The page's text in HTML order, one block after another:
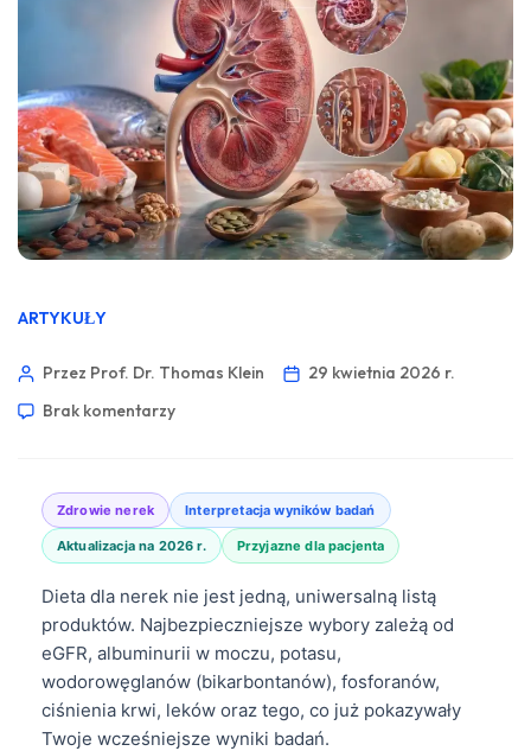
ARTYKUŁY
Przez Prof. Dr. Thomas Klein
29 kwietnia 2026 r.
Brak komentarzy
Zdrowie nerek Interpretacja wyników badań
Aktualizacja na 2026 r. Przyjazne dla pacjenta
Dieta dla nerek nie jest jedną, uniwersalną listą
produktów. Najbezpieczniejsze wybory zależą od
eGFR, albuminurii w moczu, potasu,
wodorowęglanów (bikarbontanów), fosforanów,
ciśnienia krwi, leków oraz tego, co już pokazywały
Twoje wcześniejsze wyniki badań.